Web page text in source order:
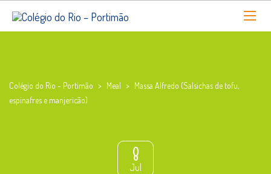
Colégio do Rio - Portimão > Meal > Massa Alfredo (Salsichas de tofu,
espinafres e manjericão)
8
Jul